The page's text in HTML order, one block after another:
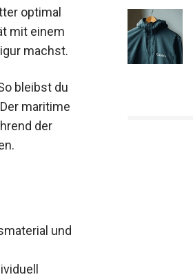
optimal
mit einem
machst.
bleibst du
maritime
der
und